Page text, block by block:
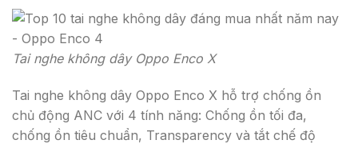
Tai nghe không dây Oppo Enco X
Tai nghe không dây Oppo Enco X hỗ trợ chống ồn
chủ động ANC với 4 tính năng: Chống ồn tối đa,
chống ồn tiêu chuẩn, Transparency và tắt chế độ